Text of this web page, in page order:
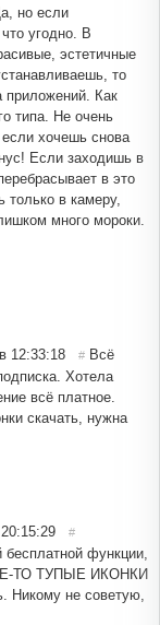
но если
угодно. В
эстетичные
то
приложений. Как
типа. Не очень
хочешь снова
Если заходишь в
в это
только в камеру,
много мороки.
12:33:18 # Всё
Хотела
всё платное.
скачать, нужна
#
функции,
ТО ТУПЫЕ ИКОНКИ
не советую,